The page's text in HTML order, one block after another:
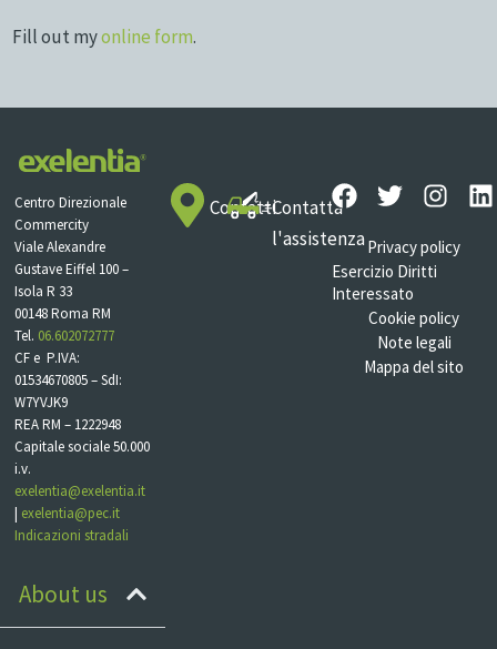
Fill out myonline form.
Centro Direzionale
Commercity
Viale Alexandre
Gustave Eiffel 100 –
Isola R 33
00148 Roma RM
Tel. 06.602072777
CF e P.IVA:
01534670805 – SdI:
W7YVJK9
REA RM – 1222948
Capitale sociale 50.000
i.v.
exelentia@exelentia.it
| exelentia@pec.it
Indicazioni stradali
About us
ContattiContatta
l'assistenzaPrivacy policy
Esercizio Diritti
Interessato
Cookie policy
Note legali
Mappa del sito